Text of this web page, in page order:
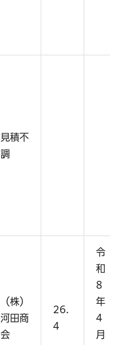
見積不
調
（株）
河田商
会
26.
4
令
和
8
年
4
月